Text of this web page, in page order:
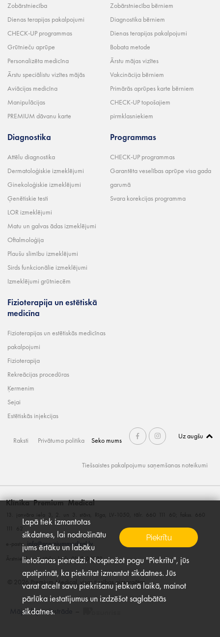
Piekrītu
Lapā tiek izmantotas
sīkdatnes, lai nodrošinātu
jums ērtāku un labāku
lietošanas pieredzi. Nospiežot pogu "Piekrītu", jūs
apstiprināt, ka piekrītat izmantot sīkdatnes. Jūs
varat atcelt savu piekrišanu jebkurā laikā, mainot
pārlūka iestatījumus un izdzēšot saglabātās
sīkdatnes.
Zobārstniecība
Dienas terapijas pakalpojumi
CHECK-UP programmas
Grūtnieču aprūpe
Personalizēta medicīna
Ārstu speciālistu vizītes mājās
Aviācijas medicīna
Manipulācijas
PREMIUM dāvanu karte
Zobārstniecība bērniem
Diagnostika bērniem
Dienas terapijas pakalpojumi
Bobata metode
Ārstu mājas vizītes
Vakcinācija bērniem
Primārās aprūpes karte bērniem
CHECK-UP topošajiem
pirmklasniekiem
Diagnostika
Attēlu diagnostika
Dermatoloģiskie izmeklējumi
Ginekoloģiskie izmeklējumi
Ģenētiskie testi
LOR izmeklējumi
Matu un galvas ādas izmeklējumi
Oftalmoloģija
Plaušu slimību izmeklējumi
Sirds funkcionālie izmeklējumi
Izmeklējumi grūtniecēm
Fizioterapija un estētiskā
medicīna
Fizioterapijas un estētiskās medicīnas
pakalpojumi
Fizioterapija
Rekreācijas procedūras
Ķermenim
Sejai
Estētiskās injekcijas
Programmas
CHECK-UP programmas
Garantēta veselības aprūpe visa gada
garumā
Svara korekcijas programma
Raksti Privātuma politika Seko mums Uz augšu
Tiešsaistes pakalpojumu saņemšanas noteikumi
© 2026 Premium Medical, visas tiesības aizsargātas
Klīnika Premium Medical
13. janvāra iela 3, 2. un 3. stāvs, Rīga, LV-1050, tālr. 660 111 60; fakss. 660
111 62
e-pasts: info@premiummedical.lv
Ārstniecības iestādes kods 0100-00532
Mājas lapas izstrāde –